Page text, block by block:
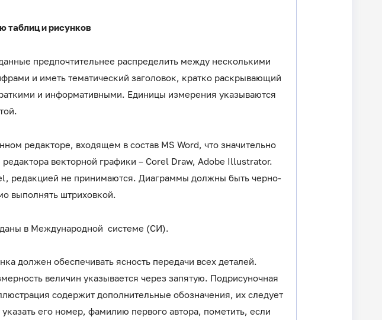
таблиц и рисунков
предпочтительнее распределить между несколькими
и иметь тематический заголовок, кратко раскрывающий
и информативными. Единицы измерения указываются
редакторе, входящем в состав MS Word, что значительно
векторной графики – Corel Draw, Adobe Illustrator.
редакцией не принимаются. Диаграммы должны быть черно-
выполнять штриховкой.
в Международной системе (СИ).
должен обеспечивать ясность передачи всех деталей.
величин указывается через запятую. Подрисуночная
содержит дополнительные обозначения, их следует
его номер, фамилию первого автора, пометить, если